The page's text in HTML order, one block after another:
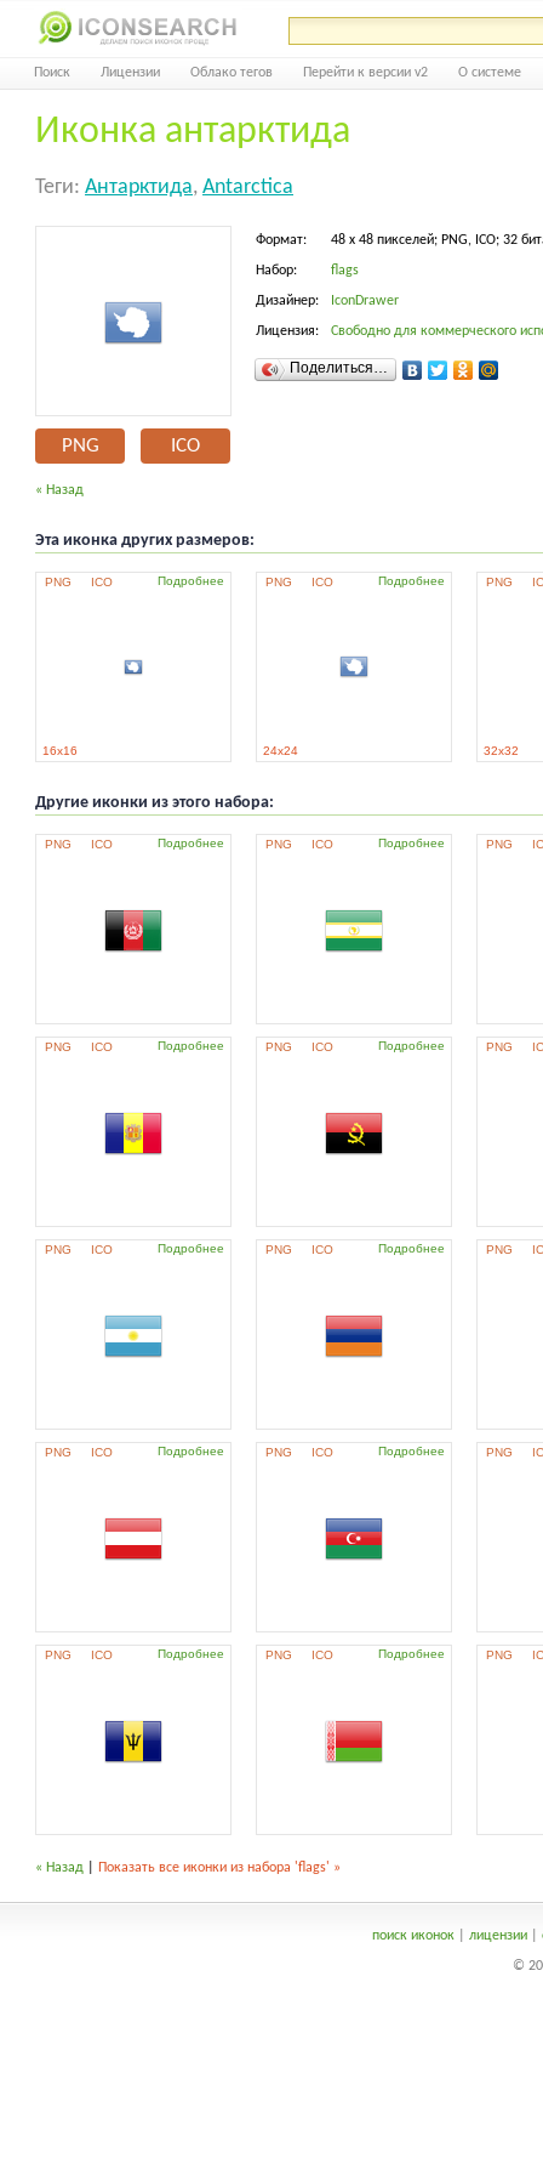
Поиск Лицензии Облако тегов Перейти к версии v2 О системе
Иконка антарктида
Теги: Антарктида, Antarctica
PNG ICO
Формат: 48 x 48 пикселей; PNG, ICO; 32
Набор: flags
Дизайнер: IconDrawer
Лицензия: Свободно для коммерческого
Поделиться…
« Назад
Эта иконка других размеров:
PNG ICO Подробнее
16x16
PNG ICO Подробнее
24x24
PNG
32x32
Другие иконки из этого набора:
PNG ICO Подробнее PNG ICO Подробнее PNG
PNG ICO Подробнее PNG ICO Подробнее PNG
PNG ICO Подробнее PNG ICO Подробнее PNG
PNG ICO Подробнее PNG ICO Подробнее PNG
PNG ICO Подробнее PNG ICO Подробнее PNG
« Назад Показать все иконки из набора 'flags' »
поиск иконок| лицензии|
©